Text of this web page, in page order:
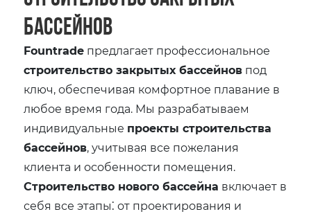
бассейнов
Fountrade предлагает профессиональное
строительство закрытых бассейнов под
ключ, обеспечивая комфортное плавание в
любое время года. Мы разрабатываем
индивидуальные проекты строительства
бассейнов, учитывая все пожелания
клиента и особенности помещения.
Строительство нового бассейна включает в
себя все этапы⁚ от проектирования и